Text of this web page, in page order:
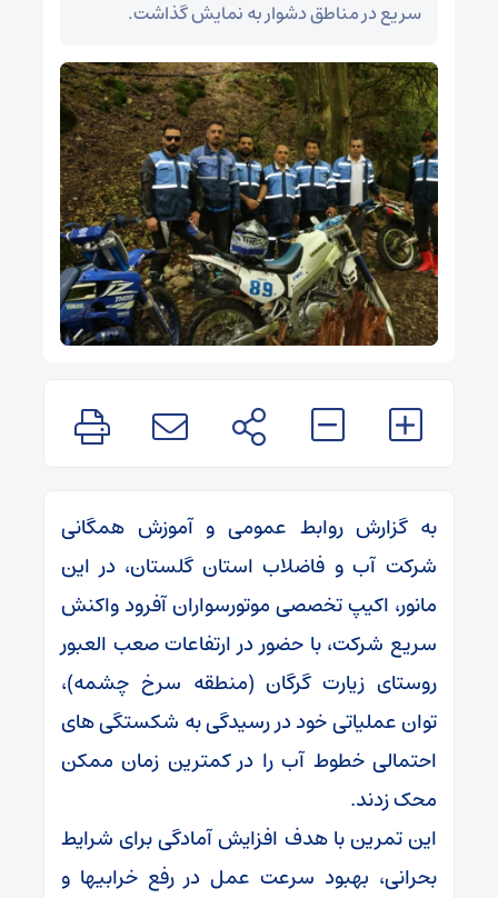
سریع در مناطق دشوار به نمایش گذاشت.
به گزارش روابط عمومی و آموزش همگانی
شرکت آب و فاضلاب استان گلستان، در این
مانور، اکیپ تخصصی موتورسواران آفرود واکنش
سریع شرکت، با حضور در ارتفاعات صعب العبور
روستای زیارت گرگان (منطقه سرخ چشمه)،
توان عملیاتی خود در رسیدگی به شکستگی های
احتمالی خطوط آب را در کمترین زمان ممکن
محک زدند.
این تمرین با هدف افزایش آمادگی برای شرایط
بحرانی، بهبود سرعت عمل در رفع خرابیها و